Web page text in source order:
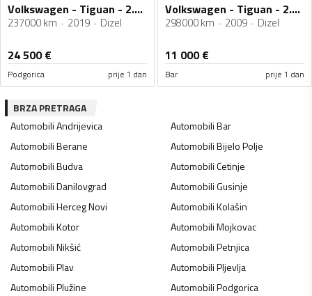
Volkswagen - Tiguan - 2.0Tdi R line 4 motion
237000 km 2019 Dizel
24 500€
Podgorica prije 1 dan
Volkswagen - Tiguan - 2.0 TDI
298000 km 2009 Dizel
11 000€
Bar prije 1 dan
BRZA PRETRAGA
AutomobiliAndrijevica AutomobiliBar
AutomobiliBerane AutomobiliBijelo Polje
AutomobiliBudva AutomobiliCetinje
AutomobiliDanilovgrad AutomobiliGusinje
AutomobiliHerceg Novi AutomobiliKolašin
AutomobiliKotor AutomobiliMojkovac
AutomobiliNikšić AutomobiliPetnjica
AutomobiliPlav AutomobiliPljevlja
AutomobiliPlužine AutomobiliPodgorica